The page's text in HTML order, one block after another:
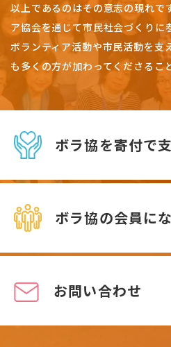
以上であるのはその意志の現れです
ア協会を通じて市民社会づくりに
ボランティア活動や市民活動を支
も多くの方が加わってくださるこ
ボラ協を寄付で
ボラ協の会員に
お問い合わせ